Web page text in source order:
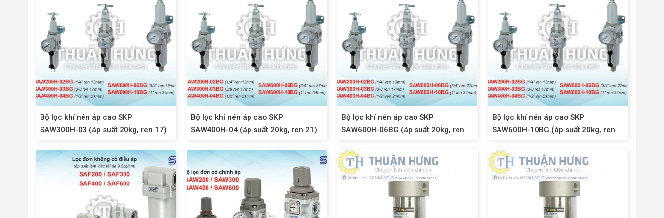
Bộ lọc khí nén áp cao SKP
SAW300H-03 (áp suất 20kg, ren 17)
Bộ lọc khí nén áp cao SKP
SAW400H-04 (áp suất 20kg, ren 21)
Bộ lọc khí nén áp cao SKP
SAW600H-06BG (áp suất 20kg, ren
Bộ lọc khí nén áp cao SKP
SAW600H-10BG (áp suất 20kg, ren